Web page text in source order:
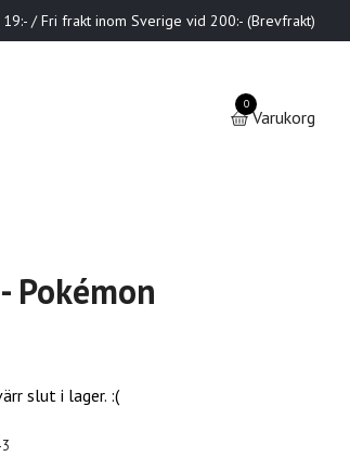
/ Fri frakt inom Sverige vid 200:- (Brevfrakt)
0
Varukorg
Pokémon
slut i lager. :(